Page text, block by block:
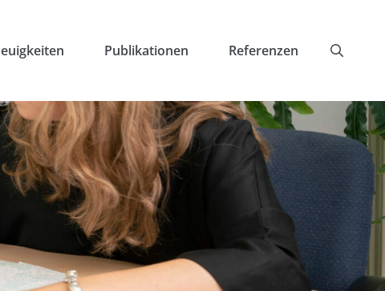
Publikationen Referenzen